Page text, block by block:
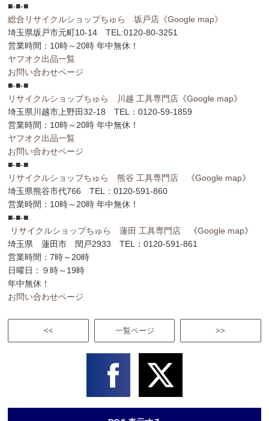
■-■-■
総合リサイクルショップちゅら 坂戸店 《Google map》
埼玉県坂戸市元町10-14 TEL:0120-80-3251
営業時間：10時～20時 年中無休！
ヤフオク出品一覧
お問い合わせページ
■-■-■
リサイクルショップちゅら 川越 工具専門店 《Google map》
埼玉県川越市上野田32-18 TEL：0120-59-1859
営業時間：10時～20時 年中無休！
ヤフオク出品一覧
お問い合わせページ
■-■-■
リサイクルショップちゅら 熊谷 工具専門店 《Google map》
埼玉県熊谷市代766 TEL：0120-591-860
営業時間：10時～20時 年中無休！
■-■-■
リサイクルショップちゅら 蓮田 工具専門店 《Google map》
埼玉県 蓮田市 閏戸2933 TEL：0120-591-861
営業時間：7時～20時
日曜日：９時～19時
年中無休！
お問い合わせページ
<< >>
一覧ページ